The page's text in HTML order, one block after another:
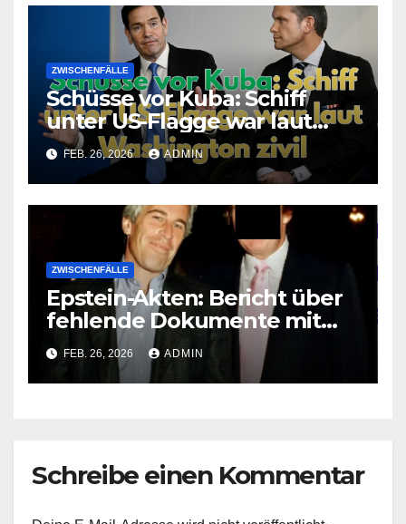
ZWISCHENFÄLLE
Schüsse vor Kuba: Schiff
unter US-Flagge war laut
Washington zivil
FEB. 26, 2026 ADMIN
ZWISCHENFÄLLE
Epstein-Akten: Bericht über
fehlende Dokumente mit
Bezug zu Trump
FEB. 26, 2026 ADMIN
Schreibe einen Kommentar